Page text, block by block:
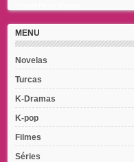
MENU
Novelas
Turcas
K-Dramas
K-pop
Filmes
Séries